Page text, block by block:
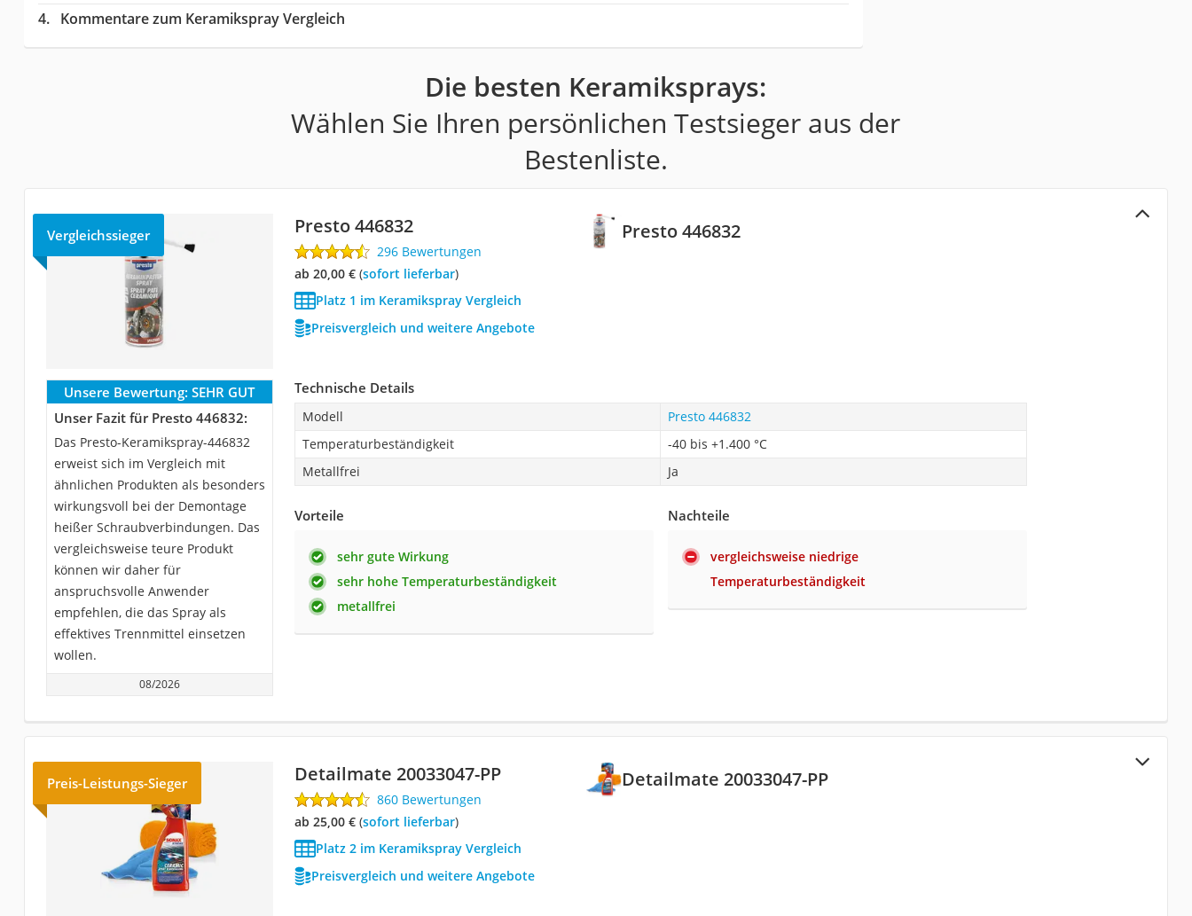
Kommentare zum Keramikspray Vergleich
Die besten Keramiksprays:
Wählen Sie Ihren persönlichen Testsieger aus der
Bestenliste.
Presto 446832
Vergleichssieger Presto 446832
296 Bewertungen
ab 20,00 €( Sofort lieferbar)
Platz 1 im Keramikspray Vergleich
Preisvergleich und weitere Angebote
Unsere Bewertung: SEHR GUT
Unser Fazit für Presto 446832:
Das Presto-Keramikspray-446832
erweist sich im Vergleich mit
ähnlichen Produkten als besonders
wirkungsvoll bei der Demontage
heißer Schraubverbindungen. Das
vergleichsweise teure Produkt
können wir daher für
anspruchsvolle Anwender
empfehlen, die das Spray als
effektives Trennmittel einsetzen
wollen.
08/2026
Technische Details
Modell
Presto 446832
Temperaturbeständigkeit
-40 bis +1.400 °C
Metallfrei
Ja
Vorteile
sehr gute Wirkung
sehr hohe Temperaturbeständigkeit
metallfrei
Nachteile
vergleichsweise niedrige
Temperaturbeständigkeit
Detailmate 20033047-PP
Preis-Leistungs-Sieger Detailmate 20033047-PP
860 Bewertungen
ab 25,00 €( Sofort lieferbar)
Platz 2 im Keramikspray Vergleich
Preisvergleich und weitere Angebote